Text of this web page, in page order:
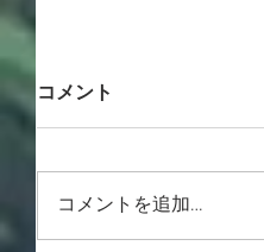
コメント
コメントを追加…